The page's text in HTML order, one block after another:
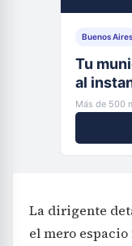
Buenos Aires
Tu
al
Más de 500
La dirigente
el mero